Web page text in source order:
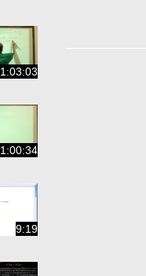
1:03:03
1:00:34
9:19